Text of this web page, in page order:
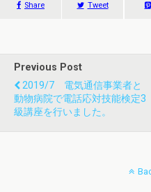
Share Tweet
Previous Post
2019/7 電気通信事業者と
動物病院で電話応対技能検定3
級講座を行いました。